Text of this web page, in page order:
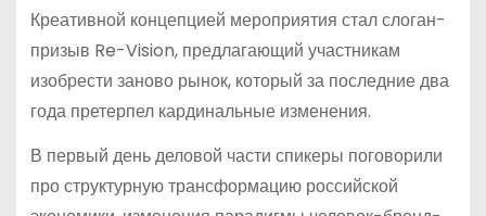
Креативной концепцией мероприятия стал слоган-
призыв Re-Vision, предлагающий участникам
изобрести заново рынок, который за последние два
года претерпел кардинальные изменения.
В первый день деловой части спикеры поговорили
про структурную трансформацию российской